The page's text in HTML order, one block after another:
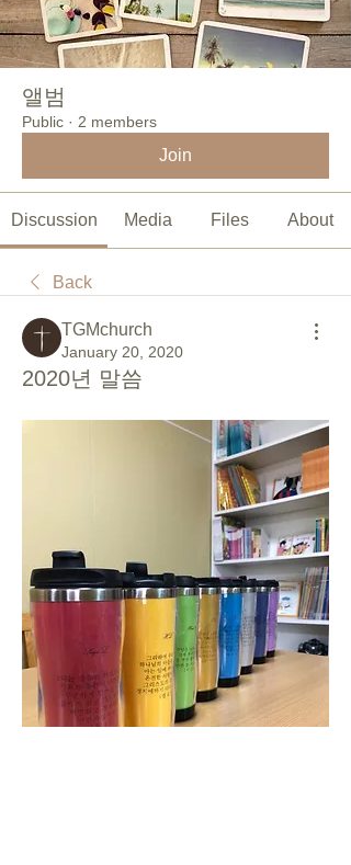
앨범
Public · 2 members
Join
Discussion Media Files About
Back
TGMchurch
January 20, 2020
2020년 말씀